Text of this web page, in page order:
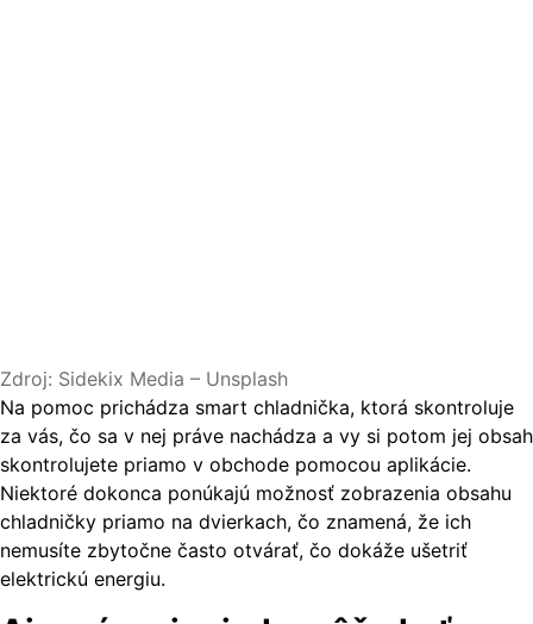
Zdroj: Sidekix Media – Unsplash
Na pomoc prichádza smart chladnička, ktorá skontroluje
za vás, čo sa v nej práve nachádza a vy si potom jej obsah
skontrolujete priamo v obchode pomocou aplikácie.
Niektoré dokonca ponúkajú možnosť zobrazenia obsahu
chladničky priamo na dvierkach, čo znamená, že ich
nemusíte zbytočne často otvárať, čo dokáže ušetriť
elektrickú energiu.